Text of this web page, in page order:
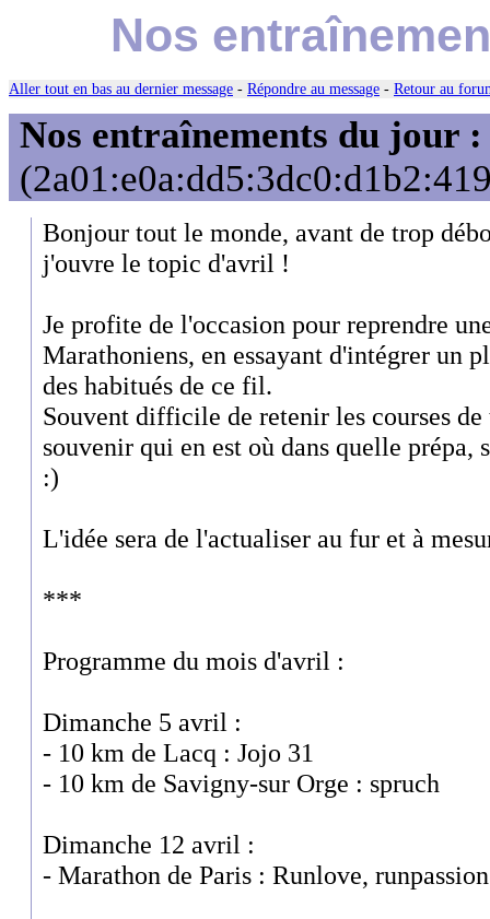
Nos
Aller tout en bas au dernier message - Répondre au message - Retour au
Nos entraînements du jour
Bonjour tout le monde, avant de trop
j'ouvre le topic d'avril !
Je profite de l'occasion pour reprendre
Marathoniens, en essayant d'intégrer un
des habitués de ce fil.
Souvent difficile de retenir les courses
souvenir qui en est où dans quelle
:)
L'idée sera de l'actualiser au fur et à
***
Programme du mois d'avril :
Dimanche 5 avril :
- 10 km de Lacq : Jojo 31
- 10 km de Savigny-sur Orge : spruch
Dimanche 12 avril :
- Marathon de Paris : Runlove, runpassion